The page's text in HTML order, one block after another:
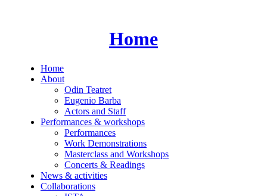
Home
Home
About
Odin Teatret
Eugenio Barba
Actors and Staff
Performances & workshops
Performances
Work Demonstrations
Masterclass and Workshops
Concerts & Readings
News & activities
Collaborations